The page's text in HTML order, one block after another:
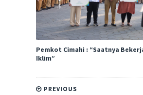
Pemkot Cimahi : “Saatnya
Iklim”
PREVIOUS